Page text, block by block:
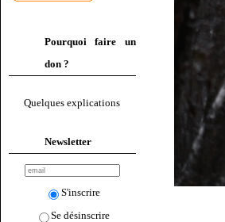
Pourquoi faire un
don ?
Quelques explications
Newsletter
S'inscrire
Se désinscrire